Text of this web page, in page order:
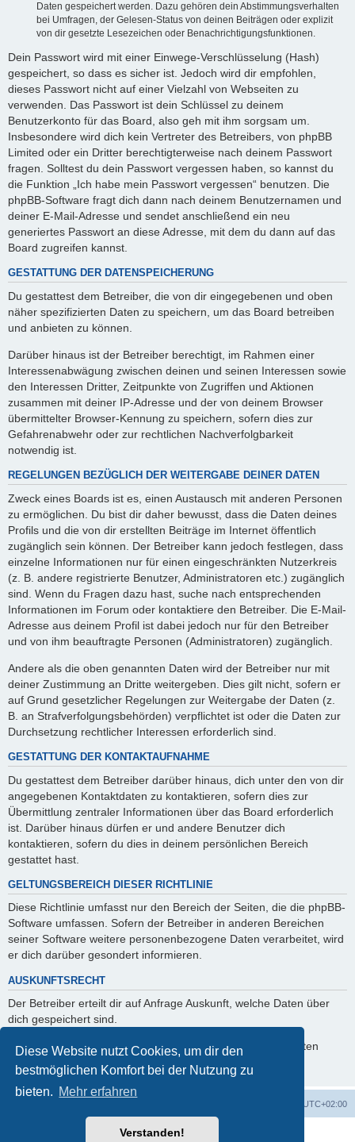
Diese Website nutzt Cookies, um dir den
bestmöglichen Komfort bei der Nutzung zu
bieten. Mehr erfahren
Verstanden!
Daten gespeichert werden. Dazu gehören dein Abstimmungsverhalten
bei Umfragen, der Gelesen-Status von deinen Beiträgen oder explizit
von dir gesetzte Lesezeichen oder Benachrichtigungsfunktionen.
Dein Passwort wird mit einer Einwege-Verschlüsselung (Hash)
gespeichert, so dass es sicher ist. Jedoch wird dir empfohlen,
dieses Passwort nicht auf einer Vielzahl von Webseiten zu
verwenden. Das Passwort ist dein Schlüssel zu deinem
Benutzerkonto für das Board, also geh mit ihm sorgsam um.
Insbesondere wird dich kein Vertreter des Betreibers, von phpBB
Limited oder ein Dritter berechtigterweise nach deinem Passwort
fragen. Solltest du dein Passwort vergessen haben, so kannst du
die Funktion „Ich habe mein Passwort vergessen“ benutzen. Die
phpBB-Software fragt dich dann nach deinem Benutzernamen und
deiner E-Mail-Adresse und sendet anschließend ein neu
generiertes Passwort an diese Adresse, mit dem du dann auf das
Board zugreifen kannst.
GESTATTUNG DER DATENSPEICHERUNG
Du gestattest dem Betreiber, die von dir eingegebenen und oben
näher spezifizierten Daten zu speichern, um das Board betreiben
und anbieten zu können.
Darüber hinaus ist der Betreiber berechtigt, im Rahmen einer
Interessenabwägung zwischen deinen und seinen Interessen sowie
den Interessen Dritter, Zeitpunkte von Zugriffen und Aktionen
zusammen mit deiner IP-Adresse und der von deinem Browser
übermittelter Browser-Kennung zu speichern, sofern dies zur
Gefahrenabwehr oder zur rechtlichen Nachverfolgbarkeit
notwendig ist.
REGELUNGEN BEZÜGLICH DER WEITERGABE DEINER DATEN
Zweck eines Boards ist es, einen Austausch mit anderen Personen
zu ermöglichen. Du bist dir daher bewusst, dass die Daten deines
Profils und die von dir erstellten Beiträge im Internet öffentlich
zugänglich sein können. Der Betreiber kann jedoch festlegen, dass
einzelne Informationen nur für einen eingeschränkten Nutzerkreis
(z. B. andere registrierte Benutzer, Administratoren etc.) zugänglich
sind. Wenn du Fragen dazu hast, suche nach entsprechenden
Informationen im Forum oder kontaktiere den Betreiber. Die E-Mail-
Adresse aus deinem Profil ist dabei jedoch nur für den Betreiber
und von ihm beauftragte Personen (Administratoren) zugänglich.
Andere als die oben genannten Daten wird der Betreiber nur mit
deiner Zustimmung an Dritte weitergeben. Dies gilt nicht, sofern er
auf Grund gesetzlicher Regelungen zur Weitergabe der Daten (z.
B. an Strafverfolgungsbehörden) verpflichtet ist oder die Daten zur
Durchsetzung rechtlicher Interessen erforderlich sind.
GESTATTUNG DER KONTAKTAUFNAHME
Du gestattest dem Betreiber darüber hinaus, dich unter den von dir
angegebenen Kontaktdaten zu kontaktieren, sofern dies zur
Übermittlung zentraler Informationen über das Board erforderlich
ist. Darüber hinaus dürfen er und andere Benutzer dich
kontaktieren, sofern du dies in deinem persönlichen Bereich
gestattet hast.
GELTUNGSBEREICH DIESER RICHTLINIE
Diese Richtlinie umfasst nur den Bereich der Seiten, die die phpBB-
Software umfassen. Sofern der Betreiber in anderen Bereichen
seiner Software weitere personenbezogene Daten verarbeitet, wird
er dich darüber gesondert informieren.
AUSKUNFTSRECHT
Der Betreiber erteilt dir auf Anfrage Auskunft, welche Daten über
dich gespeichert sind.
Du kannst jederzeit die Löschung bzw. Sperrung deiner Daten
verlangen. Kontaktiere hierzu bitte den Betreiber.
UTC+02:00
Powered byphpBB® Forum Software © phpBB Limited